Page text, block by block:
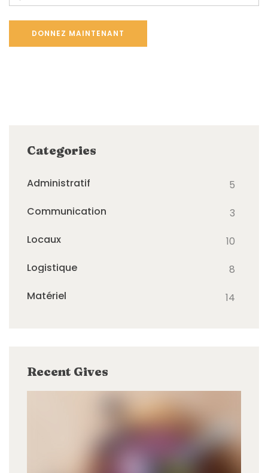
Categories
Administratif
5
Communication
3
Locaux
10
Logistique
8
Matériel
14
Recent Gives